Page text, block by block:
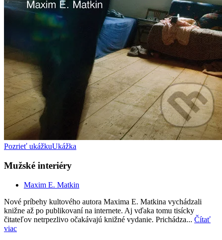
Pozrieť ukážkuUkážka
Mužské interiéry
Maxim E. Matkin
Nové príbehy kultového autora Maxima E. Matkina vychádzali
knižne až po publikovaní na internete. Aj vďaka tomu tisícky
čitateľov netrpezlivo očakávajú knižné vydanie. Prichádza... Čítať
viac